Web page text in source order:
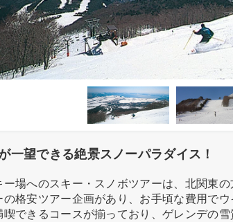
一望できる絶景スノーパラダイス！
ー場へのスキー・スノボツアーは、北関東
の格安ツアー企画があり、お手頃な費用で
喫できるコースが揃っており、ゲレンデの